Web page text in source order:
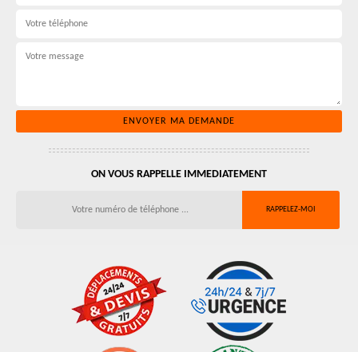
ON VOUS RAPPELLE IMMEDIATEMENT